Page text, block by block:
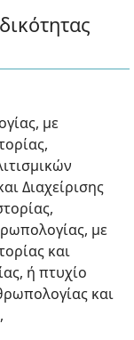
με
Διαχείρισης
με
και
ή πτυχίο
και